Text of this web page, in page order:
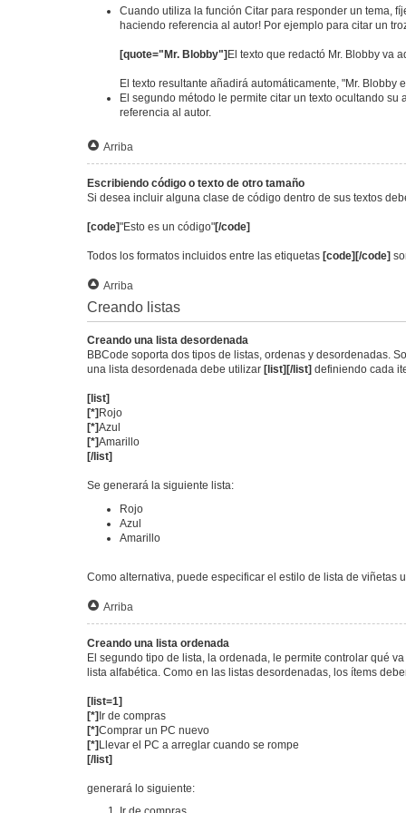
Cuando utiliza la función Citar para responder un tema,
haciendo referencia al autor! Por ejemplo para citar un
[quote="Mr. Blobby"] El texto que redactó Mr. Blobby va
El texto resultante añadirá automáticamente, "Mr.
El segundo método le permite citar un texto ocultando
referencia al autor.
Arriba
Escribiendo código o texto de otro tamaño
Si desea incluir alguna clase de código dentro de sus textos
[code]"Esto es un código"[/code]
Todos los formatos incluidos entre las etiquetas [code][/code]
Arriba
Creando listas
Creando una lista desordenada
BBCode soporta dos tipos de listas, ordenas y desordenadas.
una lista desordenada debe utilizar [list][/list] definiendo cada
[list]
[*] Rojo
[*]Azul
[*]Amarillo
[/list]
Se generará la siguiente lista:
Rojo
Azul
Amarillo
Como alternativa, puede especificar el estilo de lista de viñetas
Arriba
Creando una lista ordenada
El segundo tipo de lista, la ordenada, le permite controlar qué
lista alfabética. Como en las listas desordenadas, los ítems
[list=1]
[*]Ir de compras
[*]Comprar un PC nuevo
[*]Llevar el PC a arreglar cuando se rompe
[/list]
generará lo siguiente: